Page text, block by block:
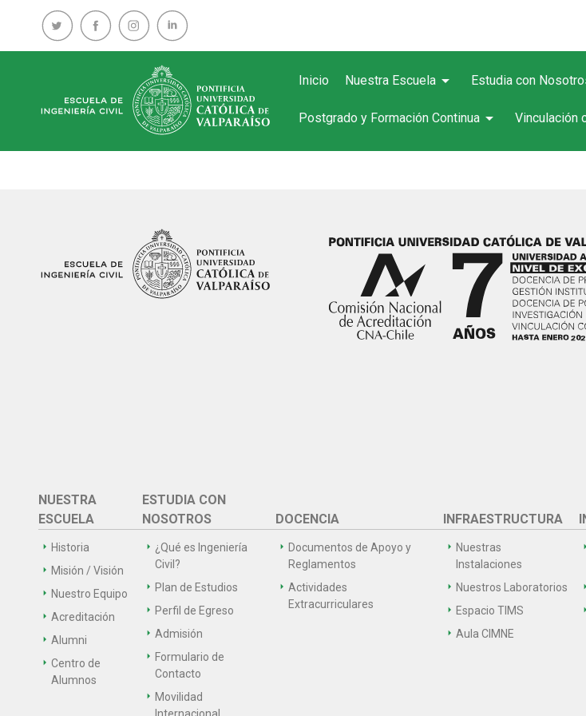
Inicio Nuestra Escuela arrow_drop_down Estudia con
Postgrado y Formación Continua arrow_drop_down Vinculación
NUESTRA
ESCUELA
Historia
Misión / Visión
Nuestro Equipo
Acreditación
Alumni
Centro de
Alumnos
ESTUDIA CON
NOSOTROS
¿Qué es Ingeniería
Civil?
Plan de Estudios
Perfil de Egreso
Admisión
Formulario de
Contacto
Movilidad
DOCENCIA
Documentos de Apoyo y
Reglamentos
Actividades
Extracurriculares
INFRAESTRUCTURA
Nuestras
Instalaciones
Nuestros Laboratorios
Espacio TIMS
Aula CIMNE